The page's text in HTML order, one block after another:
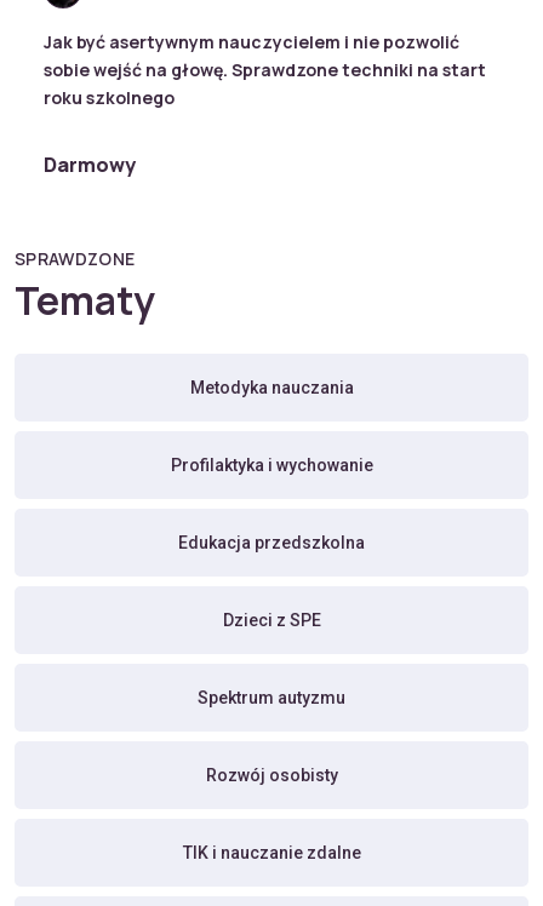
Jak być asertywnym nauczycielem i nie pozwolić
sobie wejść na głowę. Sprawdzone techniki na start
roku szkolnego
Darmowy
SPRAWDZONE
Tematy
Metodyka nauczania
Profilaktyka i wychowanie
Edukacja przedszkolna
Dzieci z SPE
Spektrum autyzmu
Rozwój osobisty
TIK i nauczanie zdalne